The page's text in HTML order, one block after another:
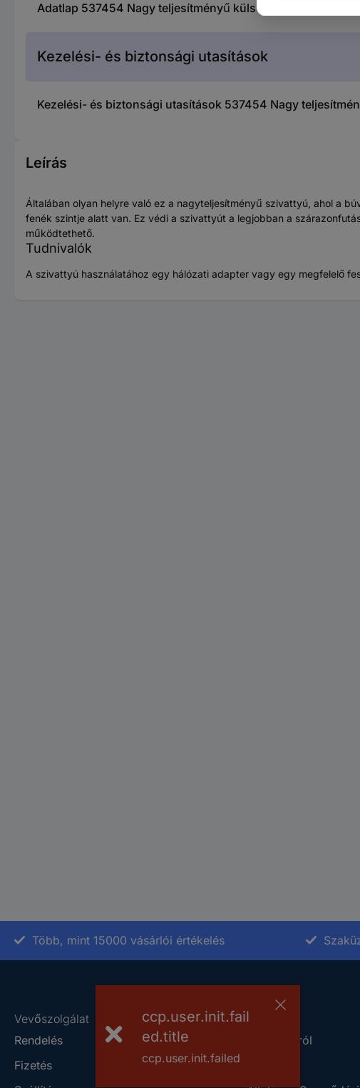
Adatlap 537454 Nagy teljesítményű külső szivattyú, 12V 20
Kezelési- és biztonsági utasítások
Kezelési- és biztonsági utasítások 537454 Nagy
Leírás
Általában olyan helyre való ez a nagyteljesítményű szivattyú, ahol a
fenék szintje alatt van. Ez védi a szivattyút a legjobban a
működtethető.
Tudnivalók
A szivattyú használatához egy hálózati adapter vagy egy megfelelő
Több, mint 15000 vásárlói értékelés
Vevőszolgálat
Rendelés
Fizetés
Rólunk
A Conradról
ccp.user.init.fail
ed.title
ccp.user.init.failed